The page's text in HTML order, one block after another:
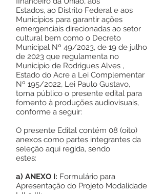
Estados, ao Distrito Federal e aos
Municípios para garantir ações
emergenciais direcionadas ao setor
cultural bem como o Decreto
Municipal Nº 49/2023, de 19 de julho
de 2023 que regulamenta no
Município de Rodrigues Alves ,
Estado do Acre a Lei Complementar
Nº 195/2022, Lei Paulo Gustavo,
torna público o presente edital para
fomento à produções audiovisuais,
conforme a seguir:
O presente Edital contém 08 (oito)
anexos como partes integrantes da
seleção aqui regida, sendo
estes:
a) ANEXO I: Formulário para
Apresentação do Projeto Modalidade